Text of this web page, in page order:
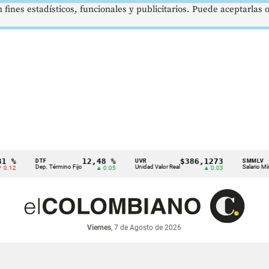
DTF
Dep. Término Fijo
12,48 %
▲ 0.05
UVR
Unidad Valor Real
$386,1273
▲ 0.03
SMMLV
Salario Mínimo
Viernes, 7 de Agosto de 2026
estadísticos, funcionales y publicitarios. Puede aceptarlas